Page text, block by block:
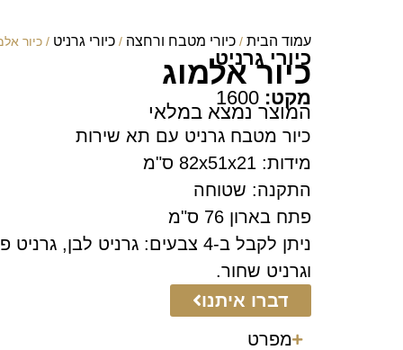
עמוד הבית / כיורי מטבח ורחצה / כיורי גרניט / כיור
כיורי גרניט
כיור אלמוג
מקט:
המוצר נמצא במלאי
כיור מטבח גרניט עם תא שירות
מידות: 82x51x21 ס"מ
התקנה: שטוחה
פתח בארון 76 ס"מ
ניתן לקבל ב-4 צבעים: גרניט לבן,
וגרניט שחור.
דברו איתנו
מפרט